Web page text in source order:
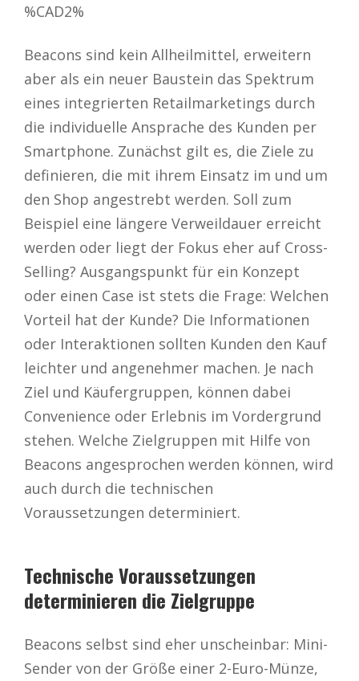
%CAD2%
Beacons sind kein Allheilmittel, erweitern
aber als ein neuer Baustein das Spektrum
eines integrierten Retailmarketings durch
die individuelle Ansprache des Kunden per
Smartphone. Zunächst gilt es, die Ziele zu
definieren, die mit ihrem Einsatz im und um
den Shop angestrebt werden. Soll zum
Beispiel eine längere Verweildauer erreicht
werden oder liegt der Fokus eher auf Cross-
Selling? Ausgangspunkt für ein Konzept
oder einen Case ist stets die Frage: Welchen
Vorteil hat der Kunde? Die Informationen
oder Interaktionen sollten Kunden den Kauf
leichter und angenehmer machen. Je nach
Ziel und Käufergruppen, können dabei
Convenience oder Erlebnis im Vordergrund
stehen. Welche Zielgruppen mit Hilfe von
Beacons angesprochen werden können, wird
auch durch die technischen
Voraussetzungen determiniert.
Technische Voraussetzungen
determinieren die Zielgruppe
Beacons selbst sind eher unscheinbar: Mini-
Sender von der Größe einer 2-Euro-Münze,